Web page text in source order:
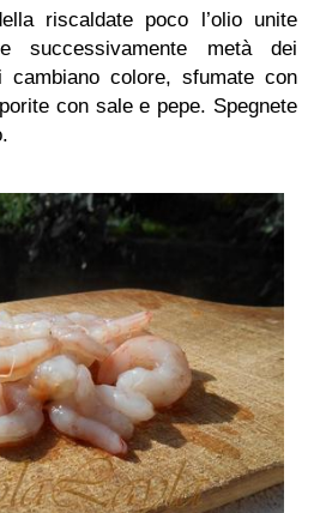
riscaldate poco l’olio unite
successivamente metà dei
cambiano colore, sfumate con
con sale e pepe. Spegnete